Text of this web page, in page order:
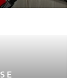
E